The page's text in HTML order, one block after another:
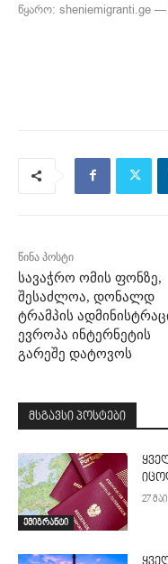
წყარო: sheniemigranti.ge
წინა პოსტი
სავაჭრო ომის ფონზე,
შესაძლოა, დონალდ
ტრამპის
ევროპა ინტერნეტის
გარეშე დატოვოს
მსგავსი პოსტები
ემიგრანტი
27